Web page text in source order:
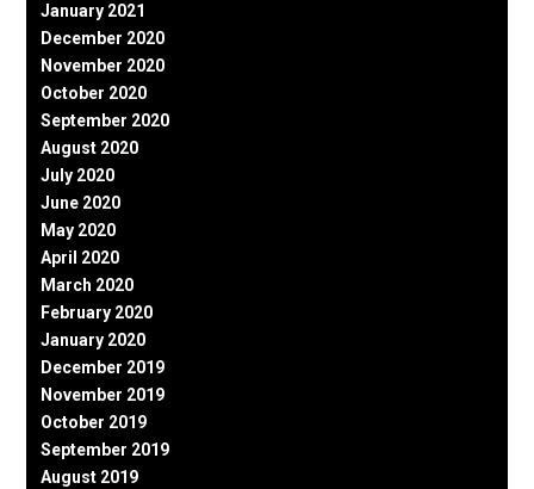
January 2021
December 2020
November 2020
October 2020
September 2020
August 2020
July 2020
June 2020
May 2020
April 2020
March 2020
February 2020
January 2020
December 2019
November 2019
October 2019
September 2019
August 2019